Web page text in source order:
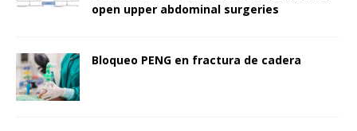
open upper abdominal surgeries
Bloqueo PENG en fractura de cadera